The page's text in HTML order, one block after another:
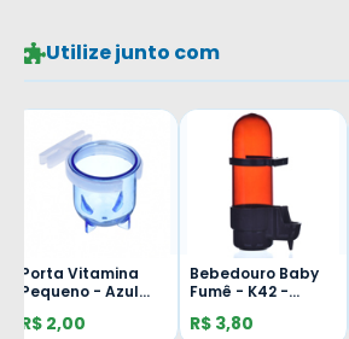
Utilize junto com
Porta Vitamina
Pequeno - Azul
Leitosa
R$ 2,00
Bebedouro Baby
Fumê - K42 -
R$ 3,80